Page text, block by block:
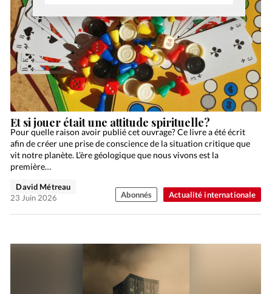
Actualité internationale
Et si jouer était une attitude spirituelle?
Pour quelle raison avoir publié cet ouvrage? Ce livre a été écrit
afin de créer une prise de conscience de la situation critique que
vit notre planète. L’ère géologique que nous vivons est la
première…
David Métreau
23 Juin 2026
Abonnés